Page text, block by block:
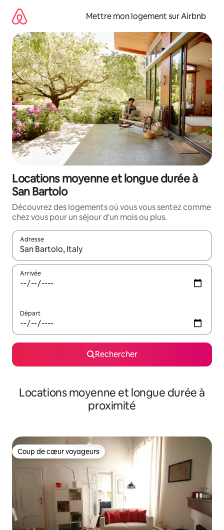
directement
contenu
Mettre mon logement sur Airbnb
Locations moyenne et longue durée à
San Bartolo
Découvrez des logements où vous vous sentez comme
chez vous pour un séjour d'un mois ou plus.
Adresse
Lorsque les résultats s'affichent, utilisez les flèches vers le
Arrivée
Départ
Rechercher
Locations moyenne et longue durée à
proximité
Coup de cœur voyageurs
Coup de cœur voyageurs